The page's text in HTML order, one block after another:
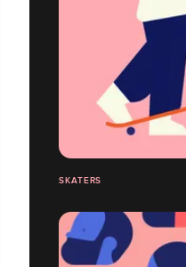
SKATERS